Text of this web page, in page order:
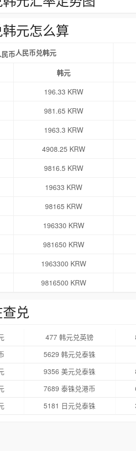
元怎么算
人民币兑韩元
韩元
196.33 KRW
981.65 KRW
1963.3 KRW
4908.25 KRW
9816.5 KRW
19633 KRW
98165 KRW
196330 KRW
981650 KRW
1963300 KRW
9816500 KRW
兑
477 韩元兑英镑
5629 韩元兑泰铢
9356 美元兑泰铢
7689 泰铢兑港币
5181 日元兑泰铢